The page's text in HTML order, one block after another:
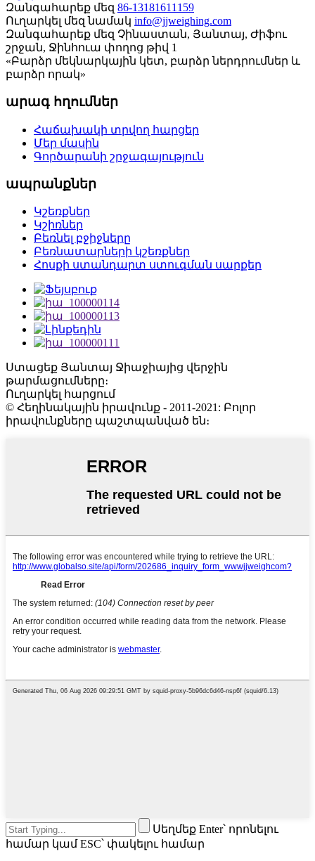
Զանգահարեք մեզ 86-13181611159
Ուղարկել մեզ նամակ info@jjweighing.com
Զանգահարեք մեզ Չինաստան, Յանտայ, Ժիֆու
շրջան, Ջինհուա փողոց թիվ 1
«Բարձր մեկնարկային կետ, բարձր ներդրումներ և
բարձր որակ»
արագ հղումներ
Հաճախակի տրվող հարցեր
Մեր մասին
Գործարանի շրջագայություն
ապրանքներ
Կշեռքներ
Կշիռներ
Բեռնել բջիջները
Բեռնատարների կշեռքներ
Հոսքի ստանդարտ ստուգման սարքեր
Ստացեք Յանտայ Ջիաջիայից վերջին
թարմացումները։
Ուղարկել հարցում
© Հեղինակային իրավունք - 2011-2021: Բոլոր
իրավունքները պաշտպանված են։
Սեղմեք Enter՝ որոնելու
համար կամ ESC՝ փակելու համար